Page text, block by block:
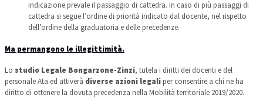
indicazione prevale il passaggio di cattedra. In caso di più passaggi di
cattedra si segue l’ordine di priorità indicato dal docente, nel rispetto
dell’ordine della graduatoria e delle precedenze.
Ma permangono le illegittimità.
Lo studio Legale Bongarzone-Zinzi, tutela i diritti dei docenti e del
personale Ata ed attiverà diverse azioni legaliper consentire a chi ne ha
diritto di ottenere la dovuta precedenza nella Mobilità territoriale 2019/2020.